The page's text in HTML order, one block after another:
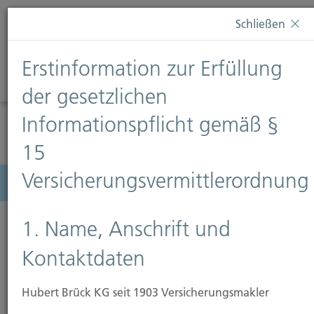
Diese Webseite verwendet Cookies. Wenn Sie weiterhin
Informationen finden Sie auf unserer SeiteDatenschutz
Diese Nachricht nicht erneut anzeigen
Menü
Wohngebäudeversicherung
Schließen
Erstinformation zur Erfüllung
der gesetzlichen
Informationspflicht gemäß §
15
Versicherungsvermittlerordnung
1. Name, Anschrift und
Kontaktdaten
Hubert Brück KG seit 1903 Versicherungsmakler